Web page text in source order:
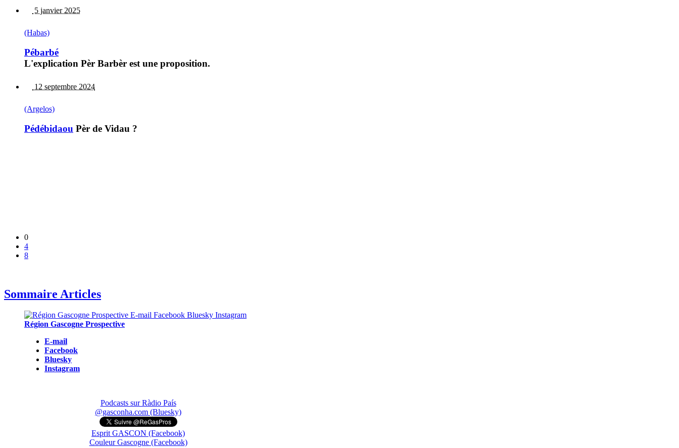
5 janvier 2025
(Habas)
Pébarbé
L'explication Pèr Barbèr est une proposition.
12 septembre 2024
(Argelos)
Pédébidaou Pèr de Vidau ?
0
4
8
Sommaire Articles
Région Gascogne Prospective
E-mail
Facebook
Bluesky
Instagram
Podcasts sur Ràdio País
@gasconha.com (Bluesky)
Esprit GASCON (Facebook)
Couleur Gascogne (Facebook)